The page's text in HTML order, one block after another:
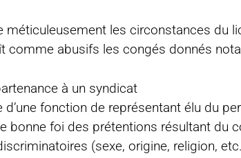
méticuleusement les circonstances du
comme abusifs les congés donnés
à un syndicat
d’une fonction de représentant élu du
bonne foi des prétentions résultant du
(sexe, origine, religion,